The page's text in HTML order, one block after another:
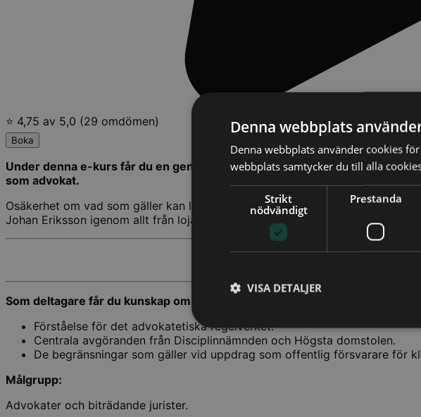
⭐ 4,75 av 5,0 (29 omdömen)
Boka
Under denna e-kurs får du en genomgång av advokatetikens grunder.
som advokat.
Osäkerhet om vad som gäller kan leda till att klienterna inte får den hjälp
Johan Eriksson igenom allt från lojalitetskravet till det, ibland, svårtolkade
Som deltagare får du kunskap om:
Förståelse för det advokatetiska regelverket.
Centrala avgöranden från Disciplinnämnden och Högsta domstolen.
De begränsningar som gäller vid uppdrag som offentlig försvarare för
Målgrupp:
Advokater och biträdande jurister.
Denna webbplats
Denna webbplats använder cookies
webbplats samtycker du till alla
Strikt
nödvändigt
Prestanda
VISA DETALJER